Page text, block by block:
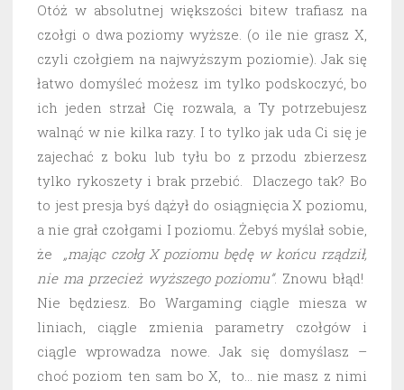
Otóż w absolutnej większości bitew trafiasz na
czołgi o dwa poziomy wyższe. (o ile nie grasz X,
czyli czołgiem na najwyższym poziomie). Jak się
łatwo domyśleć możesz im tylko podskoczyć, bo
ich jeden strzał Cię rozwala, a Ty potrzebujesz
walnąć w nie kilka razy. I to tylko jak uda Ci się je
zajechać z boku lub tyłu bo z przodu zbierzesz
tylko rykoszety i brak przebić. Dlaczego tak? Bo
to jest presja byś dążył do osiągnięcia X poziomu,
a nie grał czołgami I poziomu. Żebyś myślał sobie,
że „mając czołg X poziomu będę w końcu rządził,
nie ma przecież wyższego poziomu”. Znowu błąd!
Nie będziesz. Bo Wargaming ciągle miesza w
liniach, ciągle zmienia parametry czołgów i
ciągle wprowadza nowe. Jak się domyślasz –
choć poziom ten sam bo X, to… nie masz z nimi